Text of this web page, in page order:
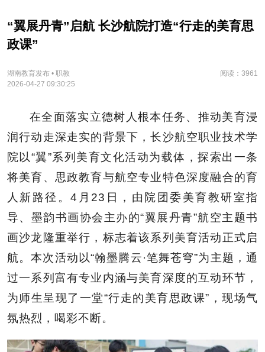
“翼展丹青”启航 长沙航院打造“行走的美育思
政课”
湖南教育发布 • 职教
阅读：3961
2026-04-27 09:30:25
在全面落实立德树人根本任务、推动美育浸
润行动走深走实的背景下，长沙航空职业技术学
院以“翼”系列美育文化活动为载体，探索出一条
将美育、思政教育与航空专业特色深度融合的育
人新路径。4月23日，由院团委美育教研室指
导、墨韵书画协会主办的“翼展丹青”航空主题书
画沙龙隆重举行，标志着该系列美育活动正式启
航。本次活动以“翰墨腾云·笔舞苍穹”为主题，通
过一系列富有专业内涵与美育深度的互动环节，
为师生呈现了一堂“行走的美育思政课”，现场气
氛热烈，喝彩不断。